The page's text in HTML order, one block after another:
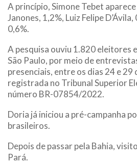
A princípio, Simone Tebet
Janones, 1,2%, Luiz Felipe
0,6%.
A pesquisa ouviu 1.820 eleitores
São Paulo, por meio de
presenciais, entre os dias 24 e 29
registrada no Tribunal Superior
número BR-07854/2022.
Doria já iniciou a pré-campanha
brasileiros.
Depois de passar pela Bahia,
Pará.